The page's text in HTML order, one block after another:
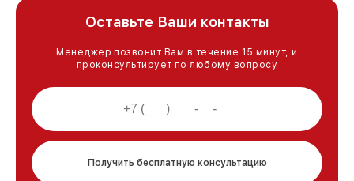
Оставьте Ваши контакты
Менеджер позвонит Вам в течение 15 минут, и
проконсультирует по любому вопросу
Получить бесплатную консультацию